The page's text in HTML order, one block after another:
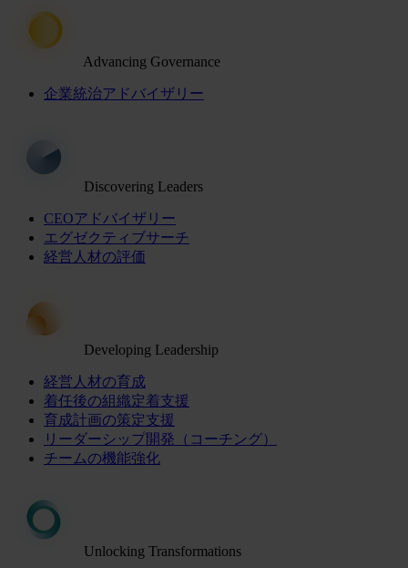
Advancing Governance
企業統治アドバイザリー
Discovering Leaders
CEOアドバイザリー
エグゼクティブサーチ
経営人材の評価
Developing Leadership
経営人材の育成
着任後の組織定着支援
育成計画の策定支援
リーダーシップ開発（コーチング）
チームの機能強化
Unlocking Transformations